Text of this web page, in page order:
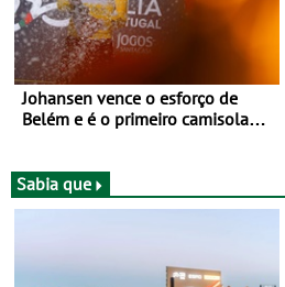
Johansen vence o esforço de
Belém e é o primeiro camisola
Agosto
Sabia que